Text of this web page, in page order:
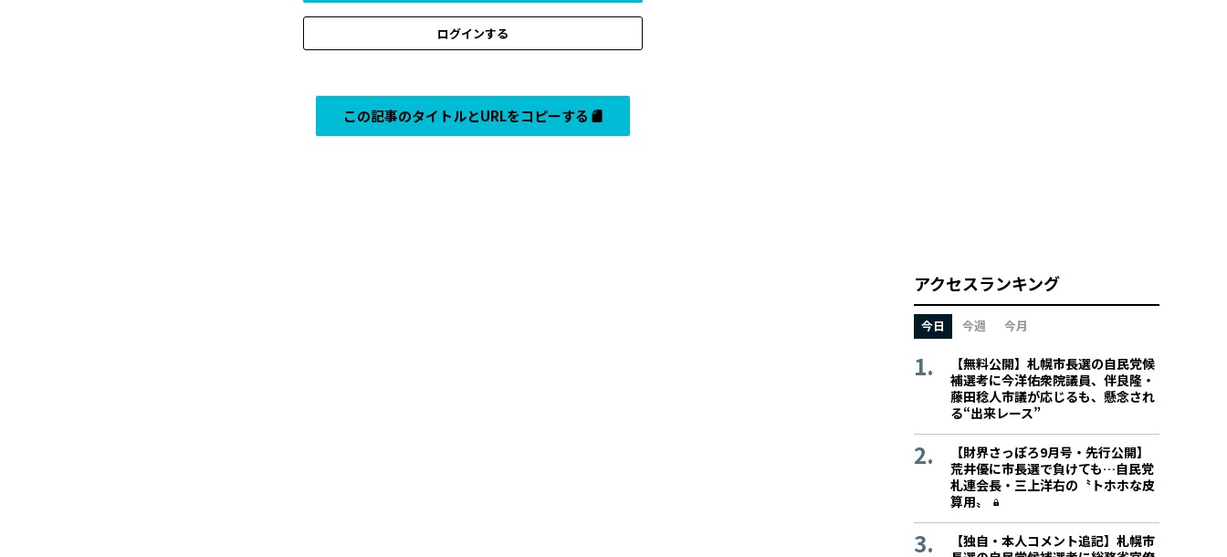
ログインする
この記事のタイトルとURLをコピーする
アクセスランキング
今日 今週 今月
【無料公開】札幌市長選の自民党候
補選考に今洋佑衆院議員、伴良隆・
藤田稔人市議が応じるも、懸念され
る“出来レース”
【財界さっぽろ9月号・先行公開】
荒井優に市長選で負けても…自民党
札連会長・三上洋右の〝トホホな皮
算用〟
【独自・本人コメント追記】札幌市